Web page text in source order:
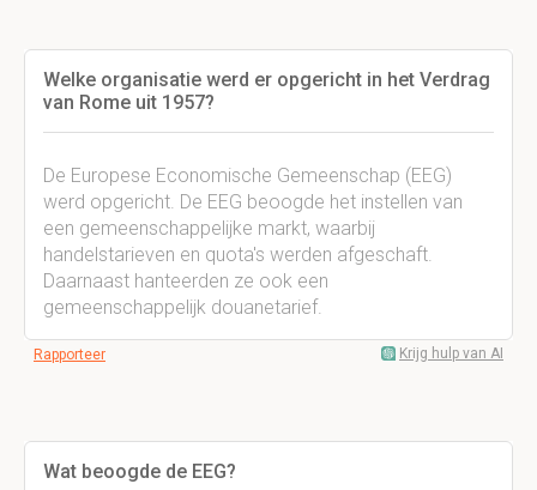
Welke organisatie werd er opgericht in het Verdrag
van Rome uit 1957?
De Europese Economische Gemeenschap (EEG)
werd opgericht. De EEG beoogde het instellen van
een gemeenschappelijke markt, waarbij
handelstarieven en quota's werden afgeschaft.
Daarnaast hanteerden ze ook een
gemeenschappelijk douanetarief.
Rapporteer Krijg hulp van AI
Wat beoogde de EEG?